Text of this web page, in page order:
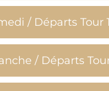
/ Départs Tour 1
/ Départs